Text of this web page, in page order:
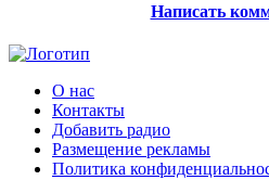
Написать
О нас
Контакты
Добавить радио
Размещение рекламы
Политика